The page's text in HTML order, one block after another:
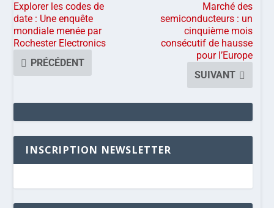
Explorer les codes de
date : Une enquête
mondiale menée par
Rochester Electronics
PRÉCÉDENT
Marché des
semiconducteurs : un
cinquième mois
consécutif de hausse
pour l’Europe
SUIVANT
INSCRIPTION NEWSLETTER